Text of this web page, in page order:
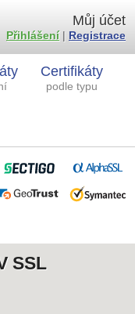
Certifikáty
podle typu
Můj účet
Přihlášení| Registrace
SSL